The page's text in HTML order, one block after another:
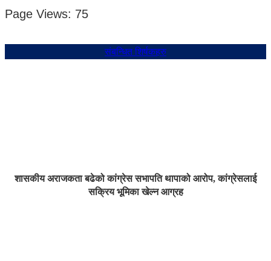
Page Views: 75
संबन्धित शिर्षकहरु
शासकीय अराजकता बढेको कांग्रेस सभापति थापाको आरोप, कांग्रेसलाई
सक्रिय भूमिका खेल्न आग्रह